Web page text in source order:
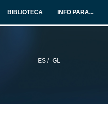
BIBLIOTECA INFO PARA...
ES / GL
Intraemprendemento na universidade: o caso da creación do grado Multimedia da UOC